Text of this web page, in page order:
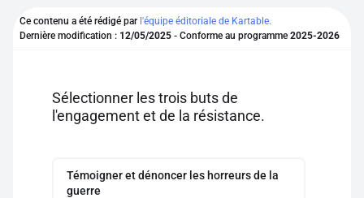
Se connecter
Pour profiter de 10 contenus offerts.
Ce contenu a été rédigé par l'équipe éditoriale de Kartable.
Dernière modification : 12/05/2025 - Conforme au programme 2025-2026
Sélectionner les trois buts de
l'engagement et de la résistance.
Témoigner et dénoncer les horreurs de la
guerre